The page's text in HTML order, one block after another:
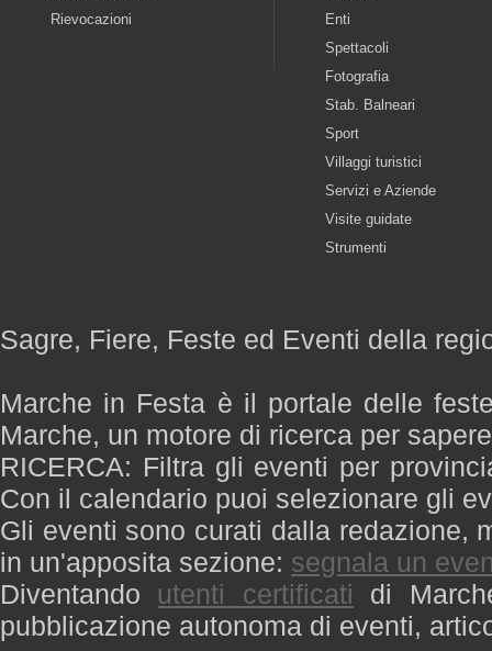
Rievocazioni
Enti
Spettacoli
Fotografia
Stab. Balneari
Sport
Villaggi turistici
Servizi e Aziende
Visite guidate
Strumenti
Sagre, Fiere, Feste ed Eventi della
Marche in Festa è il portale delle
Marche, un motore di ricerca per
RICERCA: Filtra gli eventi per
Con il calendario puoi selezionare gli
Gli eventi sono curati dalla redazione,
in un'apposita sezione: segnala un
Diventando utenti certificati di
pubblicazione autonoma di eventi,